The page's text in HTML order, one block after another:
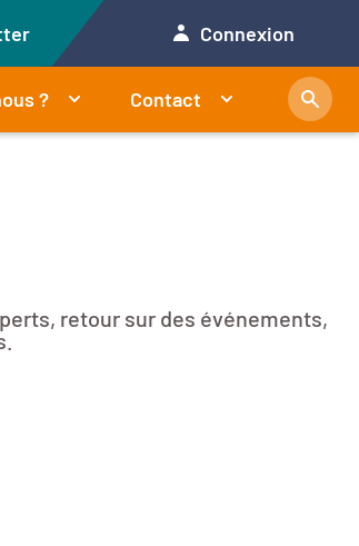
Connexion
? Contact
retour sur des événements,